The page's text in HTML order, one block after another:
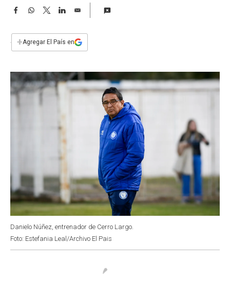
F
e
b
k
W
s
p
T
w
t
L
n
E
i
l
+Agregar El País en
Danielo Núñez, entrenador de Cerro Largo.
Foto: Estefania Leal/Archivo El Pais